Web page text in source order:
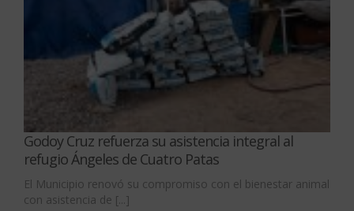
Godoy Cruz refuerza su asistencia integral al
refugio Ángeles de Cuatro Patas
El Municipio renovó su compromiso con el bienestar animal
con asistencia de [...]